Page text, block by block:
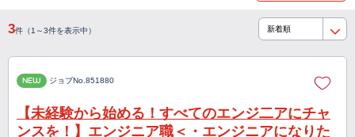
3件（1～3件を表示中）
NEW ジョブNo.851880
【未経験から始める！すべてのエンジ二アにチャ
ンスを！】エンジニア職＜・エンジニアになりた